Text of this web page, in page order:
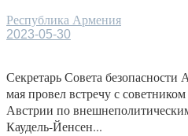
Республика Армения
2023-05-30
Секретарь Совета
мая провел встречу с
Австрии по
Каудель-Йенсен...